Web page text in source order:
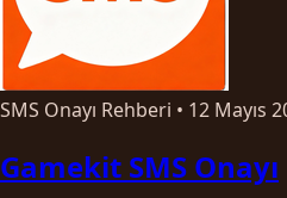
SMS Onayı Rehberi • 12 Mayıs
Gamekit SMS Onayı